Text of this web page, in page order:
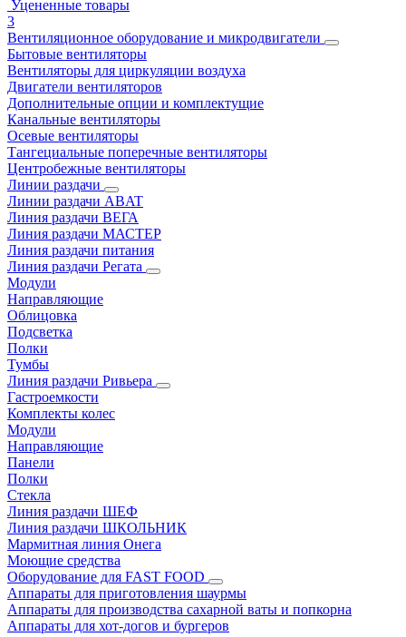
Уцененные товары
3
Вентиляционное оборудование и микродвигатели
Бытовые вентиляторы
Вентиляторы для циркуляции воздуха
Двигатели вентиляторов
Дополнительные опции и комплектущие
Канальные вентиляторы
Осевые вентиляторы
Тангециальные поперечные вентиляторы
Центробежные вентиляторы
Линии раздачи
Линии раздачи ABAT
Линия раздачи ВЕГА
Линия раздачи МАСТЕР
Линия раздачи питания
Линия раздачи Регата
Модули
Направляющие
Облицовка
Подсветка
Полки
Тумбы
Линия раздачи Ривьера
Гастроемкости
Комплекты колес
Модули
Направляющие
Панели
Полки
Стекла
Линия раздачи ШЕФ
Линия раздачи ШКОЛЬНИК
Мармитная линия Онега
Моющие средства
Оборудование для FAST FOOD
Аппараты для приготовления шаурмы
Аппараты для производства сахарной ваты и попкорна
Аппараты для хот-догов и бургеров